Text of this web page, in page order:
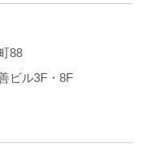
88
ビル3F・8F